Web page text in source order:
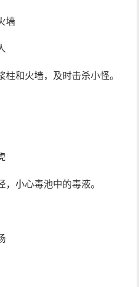
墙
和火墙，及时击杀小怪。
小心毒池中的毒液。